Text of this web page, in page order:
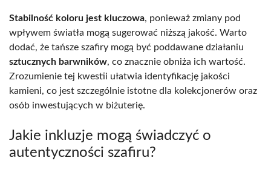
Stabilność koloru jest kluczowa, ponieważ zmiany pod
wpływem światła mogą sugerować niższą jakość. Warto
dodać, że tańsze szafiry mogą być poddawane działaniu
sztucznych barwników, co znacznie obniża ich wartość.
Zrozumienie tej kwestii ułatwia identyfikację jakości
kamieni, co jest szczególnie istotne dla kolekcjonerów oraz
osób inwestujących w biżuterię.
Jakie inkluzje mogą świadczyć o
autentyczności szafiru?